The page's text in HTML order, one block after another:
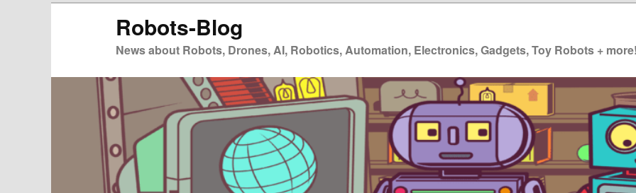
Robots-Blog
News about Robots, Drones, AI, Robotics, Automation, Electronics, Gadgets, Toy Robots + more!